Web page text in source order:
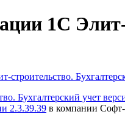
1С
Бухгалтерский учет
2.3.39.39 в компании